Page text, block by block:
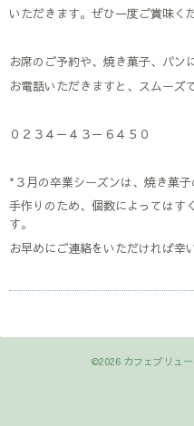
いただきます。ぜひ一度ご賞味く
お席のご予約や、焼き菓子、パン
お電話いただきますと、スムーズ
０２３４－４３－６４５０
*３月の卒業シーズンは、焼き菓子
手作りのため、個数によってはす
す。
お早めにご連絡をいただければ幸
©2026 カフェブリュ